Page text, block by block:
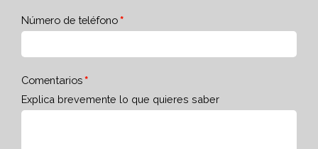
Número de teléfono
Comentarios
Explica brevemente lo que quieres saber